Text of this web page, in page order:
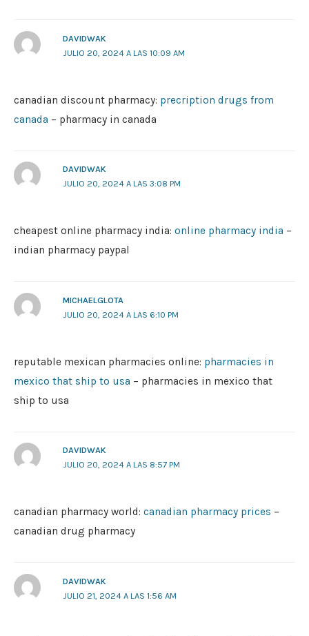
DAVIDWAK
JULIO 20, 2024 A LAS 10:09 AM
canadian discount pharmacy: precription drugs from
canada – pharmacy in canada
DAVIDWAK
JULIO 20, 2024 A LAS 3:08 PM
cheapest online pharmacy india: online pharmacy india –
indian pharmacy paypal
MICHAELGLOTA
JULIO 20, 2024 A LAS 6:10 PM
reputable mexican pharmacies online: pharmacies in
mexico that ship to usa – pharmacies in mexico that
ship to usa
DAVIDWAK
JULIO 20, 2024 A LAS 8:57 PM
canadian pharmacy world: canadian pharmacy prices –
canadian drug pharmacy
DAVIDWAK
JULIO 21, 2024 A LAS 1:56 AM